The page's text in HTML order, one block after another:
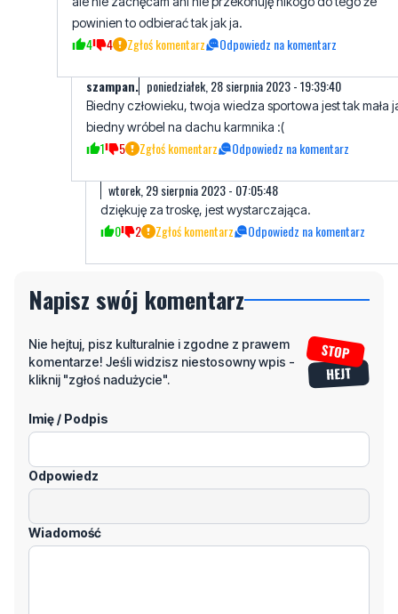
powinien to odbierać tak jak ja.
4 4 Zgłoś komentarz Odpowiedz na komentarz
szampan. poniedziałek, 28 sierpnia 2023 - 19:39:40
Biedny człowieku, twoja wiedza sportowa jest tak mała
biedny wróbel na dachu karmnika :(
1 5 Zgłoś komentarz Odpowiedz na komentarz
wtorek, 29 sierpnia 2023 - 07:05:48
dziękuję za troskę, jest wystarczająca.
0 2 Zgłoś komentarz Odpowiedz na komentarz
Napisz swój komentarz
Nie hejtuj, pisz kulturalnie i zgodne z prawem
komentarze! Jeśli widzisz niestosowny wpis -
kliknij "zgłoś nadużycie".
Imię / Podpis
Odpowiedz
Wiadomość